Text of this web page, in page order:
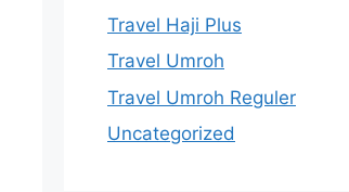
Travel Haji Plus
Travel Umroh
Travel Umroh Reguler
Uncategorized